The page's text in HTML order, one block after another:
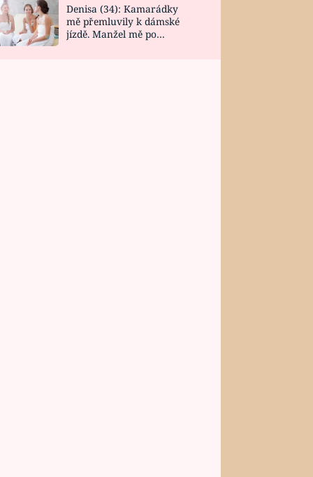
Denisa (34): Kamarádky
mě přemluvily k dámské
jízdě. Manžel mě po